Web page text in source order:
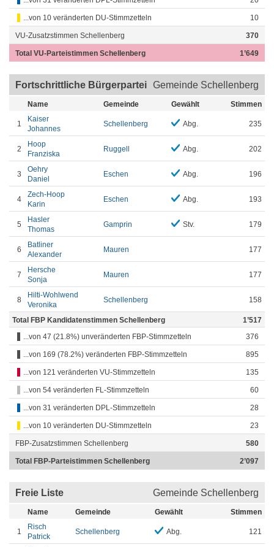
...von 10 veränderten DU-Stimmzetteln 10
VU-Zusatzstimmen Schellenberg 370
Total VU-Parteistimmen Schellenberg 1’649
Fortschrittliche Bürgerpartei Gemeinde Schellenberg
Name Gemeinde Gewählt Stimmen
1
Kaiser
Johannes
Schellenberg Abg. 235
2
Hoop
Franziska
Ruggell Abg. 202
3
Oehry
Daniel
Eschen Abg. 196
4
Zech-Hoop
Karin
Eschen Abg. 193
5
Hasler
Thomas
Gamprin Stv. 179
6
Batliner
Alexander
Mauren 177
7
Hersche
Sonja
Mauren 177
8
Hilti-Wohlwend
Veronika
Schellenberg 158
Total FBP Kandidatenstimmen Schellenberg
1’517
...von 47 (21.8%) unveränderten FBP-Stimmzetteln
376
...von 169 (78.2%) veränderten FBP-Stimmzetteln 895
...von 121 veränderten VU-Stimmzetteln 135
...von 54 veränderten FL-Stimmzetteln 60
...von 31 veränderten DPL-Stimmzetteln 28
...von 10 veränderten DU-Stimmzetteln 23
FBP-Zusatzstimmen Schellenberg 580
Total FBP-Parteistimmen Schellenberg 2’097
Freie Liste Gemeinde Schellenberg
Name Gemeinde Gewählt Stimmen
1
Risch
Patrick
Schellenberg Abg. 121